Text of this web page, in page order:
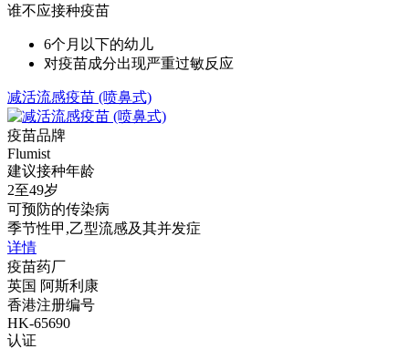
谁不应接种疫苗
6个月以下的幼儿
对疫苗成分出现严重过敏反应
减活流感疫苗 (喷鼻式)
疫苗品牌
Flumist
建议接种年龄
2至49岁
可预防的传染病
季节性甲,乙型流感及其并发症
详情
疫苗药厂
英国 阿斯利康
香港注册编号
HK-65690
认证